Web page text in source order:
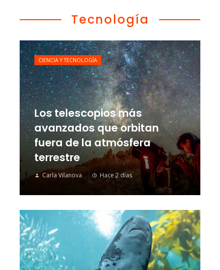
Tecnología
Los telescopios más
avanzados que orbitan
fuera de la atmósfera
terrestre
Carla Vilanova Hace 2 días
CIENCIA Y TECNOLOGÍA